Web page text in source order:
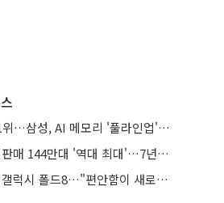
D램·낸드 모두 세계 1위…삼성, AI 메모리 '풀라인업'으로 승부
갤럭시 Z 폴드8, 사전판매 144만대 '역대 최대'…7년만에 갤노트10 기록 넘어
'여권'에서 영감 받은 갤럭시 폴드8…"편안함이 새로운 디자인 경쟁력"